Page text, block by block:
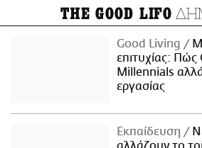
THE GOOD LIFO
Good Living
επιτυχίας: Πώς
Millennials
εργασίας
Εκπαίδευση